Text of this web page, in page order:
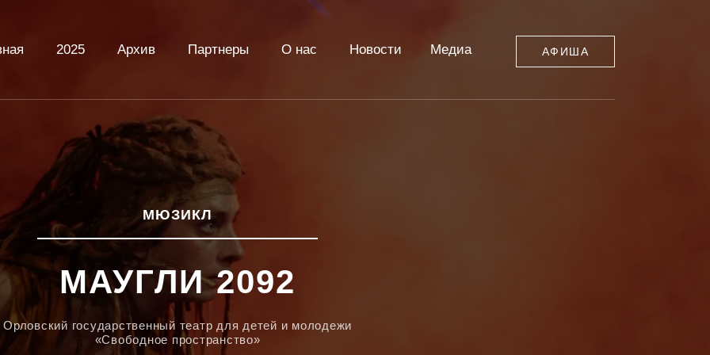
2025 Архив Партнеры О нас Новости Медиа АФИША
МЮЗИКЛ
МАУГЛИ 2092
Орловский государственный театр для детей и молодежи
«Свободное пространство»